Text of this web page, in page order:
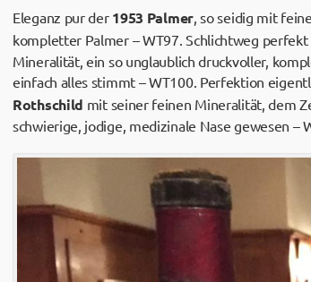
Eleganz pur der 1953 Palmer, so seidig mit
kompletter Palmer – WT97. Schlichtweg
Mineralität, ein so unglaublich druckvoller,
einfach alles stimmt – WT100. Perfektion
Rothschild mit seiner feinen Mineralität, dem
schwierige, jodige, medizinale Nase gewesen –